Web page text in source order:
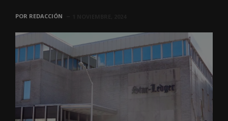
POR REDACCIÓN